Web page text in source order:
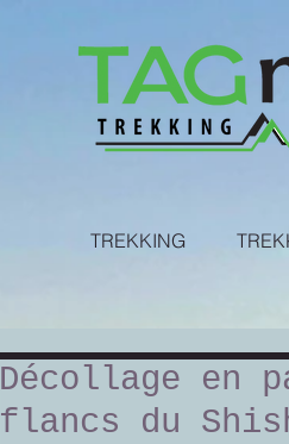
TREKKING
Décollage en
flancs du